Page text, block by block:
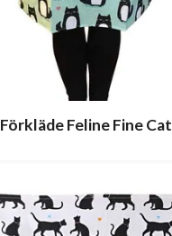
Förkläde Feline Fine Cat